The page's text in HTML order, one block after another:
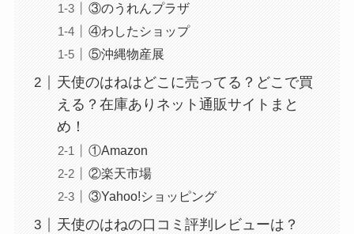
やべぇ旨いスパイスはどこで買える?カルディやイ
③のうれんプラザ
④わしたショップ
⑤沖縄物産展
天使のはねはどこに売ってる？どこで買
える？在庫ありネット通販サイトまと
め！
①Amazon
②楽天市場
③Yahoo!ショッピング
天使のはねの口コミ評判レビューは？